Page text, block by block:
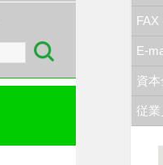
FAX
E-
資本
従業